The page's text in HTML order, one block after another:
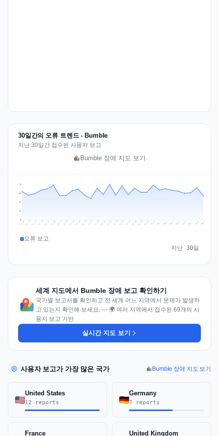
30일간의 오류 트렌드 - Bumble
지난 30일간 접수된 사용자 보고
Bumble 장애 지도 보기
18
37
55
73
Jul 11 Jul 12 Jul 13 Jul 14 Jul 15 Jul 16 Jul 17 Jul 18 Jul 19 Jul 20 Jul 21 Jul 22 Jul 23 Jul 24 Jul 25 Jul 26 Jul 27 Jul 28 Jul 29 Jul 30 Jul 31 Aug 1 Aug 2 Aug 3 Aug 4 Aug 5 Aug 6 Aug 7 Aug 8 Aug 9
오류 보고
지난 30일
세계 지도에서 Bumble 장애 보고 확인하기
국가별 보고서를 확인하고 전 세계 어느 지역에서 문제가 발생하
고 있는지 확인해 보세요. — 🌍 여러 지역에서 접수된 69개의 사
용자 보고 기반
실시간 지도 보기
사용자 보고가 가장 많은 국가 Bumble 장애 지도 보기
United States
12 reports
Germany
7 reports
France United Kingdom